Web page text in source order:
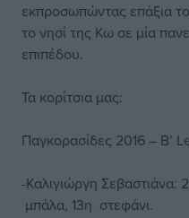
εκπροσωπώντας επάξια
το νησί της Κω σε μία
επιπέδου.
Τα κορίτσια μας:
Παγκορασίδες 2016 – B’
-Καλιγιώργη
μπάλα, 13η στεφάνι.